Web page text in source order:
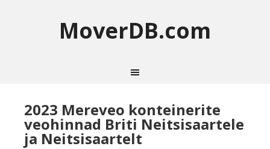
MoverDB.com
2023 Mereveo konteinerite
veohinnad Briti Neitsisaartele
ja Neitsisaartelt